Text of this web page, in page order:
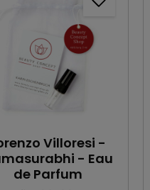
Villoresi -
- Eau
de Parfum